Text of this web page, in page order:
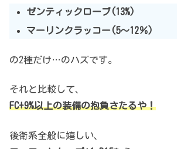
ゼンティックローブ(13%)
マーリンクラッコー(5～12％)
の2種だけ…のハズです。
それと比較して、
FC+9%以上の装備の抱負さたるや！
後衛系全般に嬉しい、